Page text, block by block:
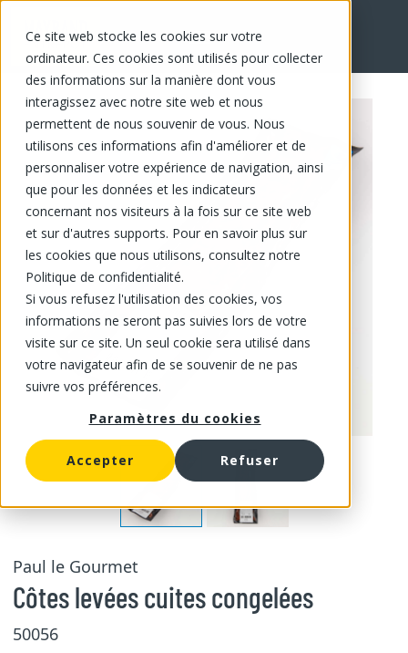
Ce site web stocke les cookies sur votre
ordinateur. Ces cookies sont utilisés pour collecter
des informations sur la manière dont vous
interagissez avec notre site web et nous
permettent de nous souvenir de vous. Nous
utilisons ces informations afin d'améliorer et de
personnaliser votre expérience de navigation, ainsi
que pour les données et les indicateurs
concernant nos visiteurs à la fois sur ce site web
et sur d'autres supports. Pour en savoir plus sur
les cookies que nous utilisons, consultez notre
Politique de confidentialité.
Si vous refusez l'utilisation des cookies, vos
informations ne seront pas suivies lors de votre
visite sur ce site. Un seul cookie sera utilisé dans
votre navigateur afin de se souvenir de ne pas
suivre vos préférences.
Paramètres du cookies
Accepter Refuser
EN
Paul le Gourmet
Côtes levées cuites congelées
50056